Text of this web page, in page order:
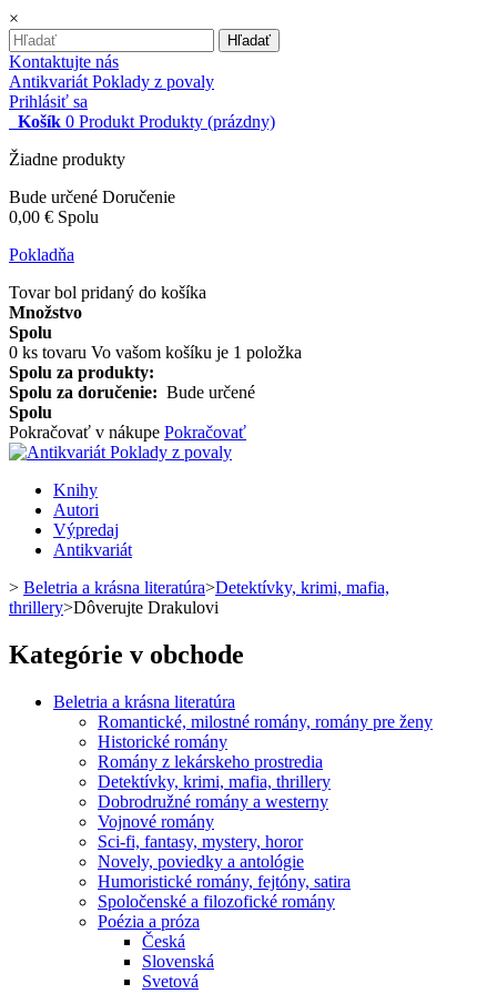
×
Hľadať
Kontaktujte nás
Antikvariát Poklady z povaly
Prihlásiť sa
Košík 0 Produkt Produkty (prázdny)
Žiadne produkty
Bude určené Doručenie
0,00 € Spolu
Pokladňa
Tovar bol pridaný do košíka
Množstvo
Spolu
0 ks tovaru Vo vašom košíku je 1 položka
Spolu za produkty:
Spolu za doručenie: Bude určené
Spolu
Pokračovať v nákupe Pokračovať
Knihy
Autori
Výpredaj
Antikvariát
> Beletria a krásna literatúra>Detektívky, krimi, mafia,
thrillery>Dôverujte Drakulovi
Kategórie v obchode
Beletria a krásna literatúra
Romantické, milostné romány, romány pre ženy
Historické romány
Romány z lekárskeho prostredia
Detektívky, krimi, mafia, thrillery
Dobrodružné romány a westerny
Vojnové romány
Sci-fi, fantasy, mystery, horor
Novely, poviedky a antológie
Humoristické romány, fejtóny, satira
Spoločenské a filozofické romány
Poézia a próza
Česká
Slovenská
Svetová